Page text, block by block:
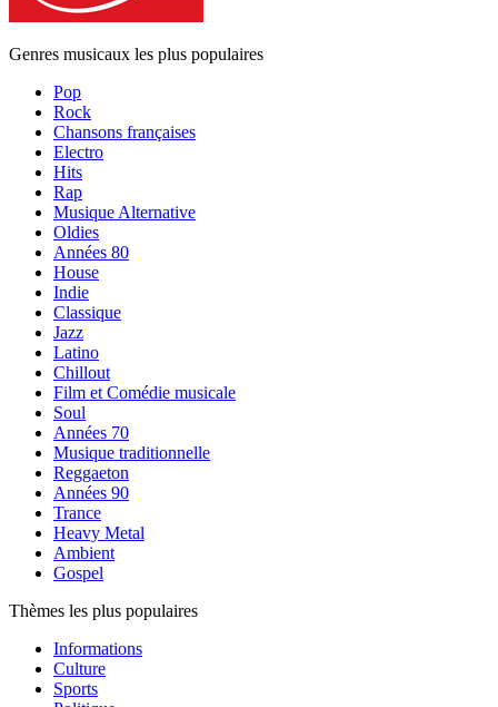
Genres musicaux les plus populaires
Pop
Rock
Chansons françaises
Electro
Hits
Rap
Musique Alternative
Oldies
Années 80
House
Indie
Classique
Jazz
Latino
Chillout
Film et Comédie musicale
Soul
Années 70
Musique traditionnelle
Reggaeton
Années 90
Trance
Heavy Metal
Ambient
Gospel
Thèmes les plus populaires
Informations
Culture
Sports